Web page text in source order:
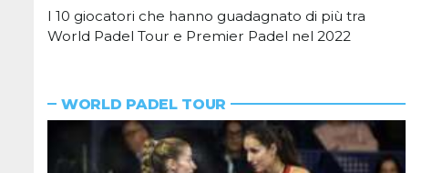
I 10 giocatori che hanno guadagnato di più tra
World Padel Tour e Premier Padel nel 2022
WORLD PADEL TOUR